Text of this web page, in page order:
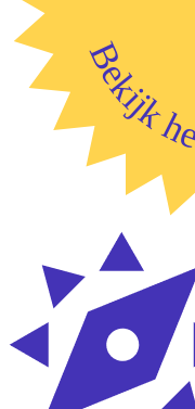
Bekijk